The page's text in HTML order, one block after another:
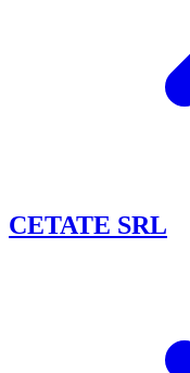
CETATE SRL